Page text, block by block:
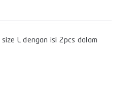
L dengan isi 2pcs dalam